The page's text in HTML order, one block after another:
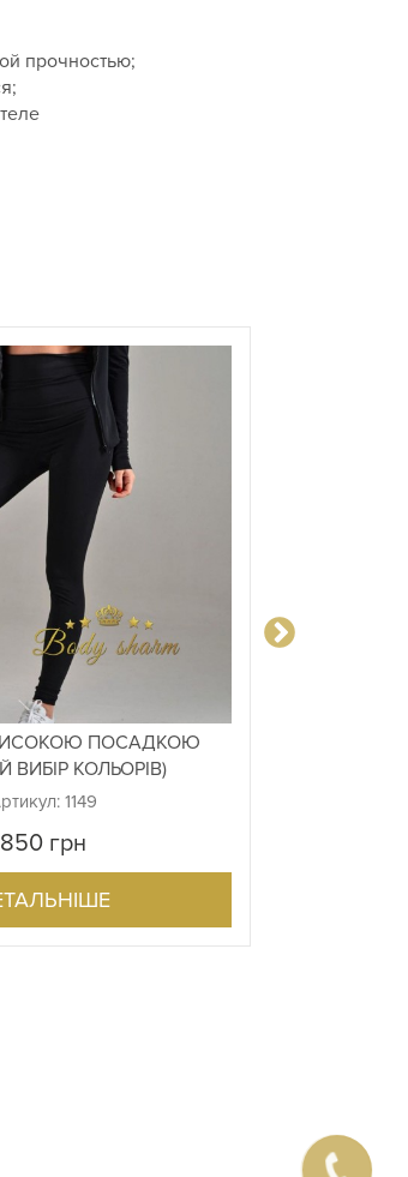
прочностью;
ПОСАДКОЮ
ВИБІР КОЛЬОРІВ)
1149
850грн